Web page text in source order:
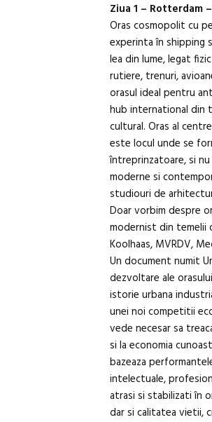
Ziua 1 – Rotterdam
Oras cosmopolit cu
experinta în shipping
lea din lume, legat
rutiere, trenuri,
orasul ideal pentru
hub international din
cultural. Oras al
este locul unde se
întreprinzatoare, si
moderne si
studiouri de
Doar vorbim despre
modernist din temelii
Koolhaas, MVRDV,
Un document numit
dezvoltare ale
istorie urbana
unei noi competitii
vede necesar sa
si la economia
bazeaza
intelectuale,
atrasi si stabilizati în
dar si calitatea vietii,